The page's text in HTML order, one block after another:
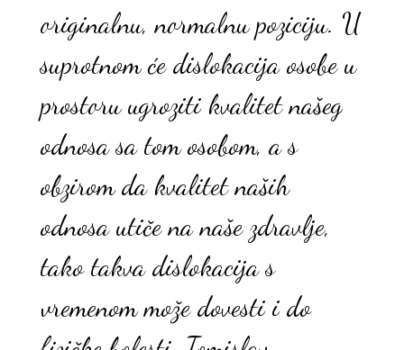
originalnu, normalnu poziciju. U
suprotnom će dislokacija osobe u
prostoru ugroziti kvalitet našeg
odnosa sa tom osobom, a s
obzirom da kvalitet naših
odnosa utiče na naše zdravlje,
tako takva dislokacija s
vremenom može dovesti i do